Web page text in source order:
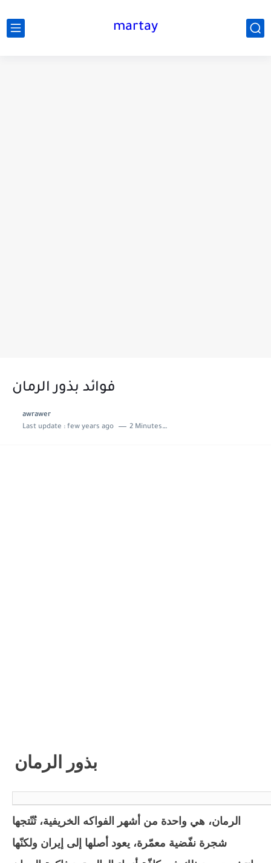
martay
فوائد بذور الرمان
awrawer
Last update : few years ago 2 Minutes to read
بذور الرمان
الرمان، هي واحدة من أشهر الفواكه الخريفية، تُنّتجها
شجرة نفّضية معمّرة، يعود أصلها إلى إيران ولكنّها